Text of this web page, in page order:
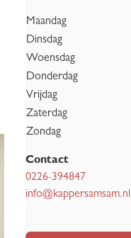
Maandag
Dinsdag
Woensdag
Donderdag
Vrijdag
Zaterdag
Zondag
Contact
0226-394847
info@kappersamsam.nl